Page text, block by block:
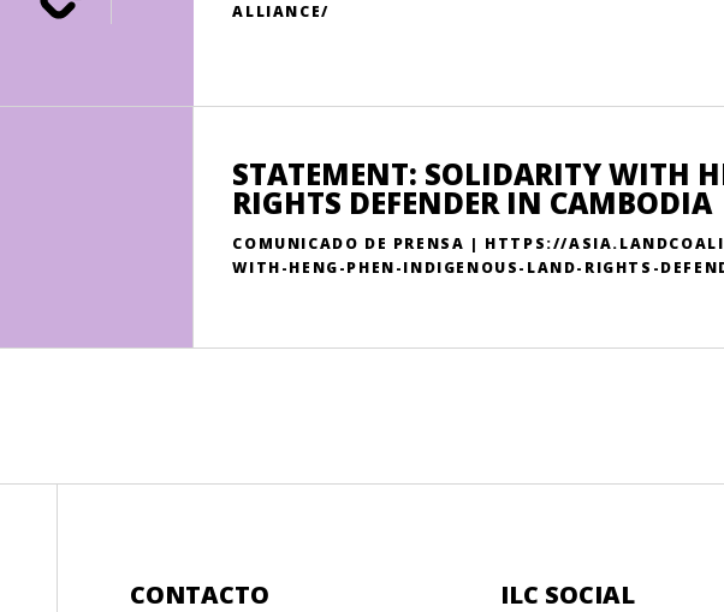
ALLIANCE/
STATEMENT: SOLIDARITY WITH
RIGHTS DEFENDER IN CAMBODIA
COMUNICADO DE PRENSA | HTTPS://
WITH-HENG-PHEN-INDIGENOUS-LAND-RIGHTS-
CONTACTO ILC SOCIAL